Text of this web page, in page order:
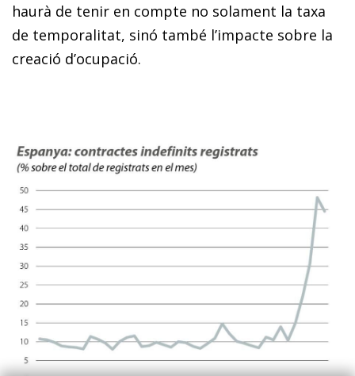
haurà de tenir en compte no solament la taxa
de temporalitat, sinó també l’impacte sobre la
creació d’ocupació.